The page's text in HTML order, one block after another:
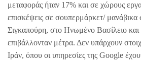
μεταφοράς ήταν 17% και σε χώρους
επισκέψεις σε σουπερμάρκετ/
Σιγκαπούρη, στο Ηνωμένο Βασίλειο
επιβάλλονταν μέτρα. Δεν υπάρχουν
Ιράν, όπου οι υπηρεσίες της Google